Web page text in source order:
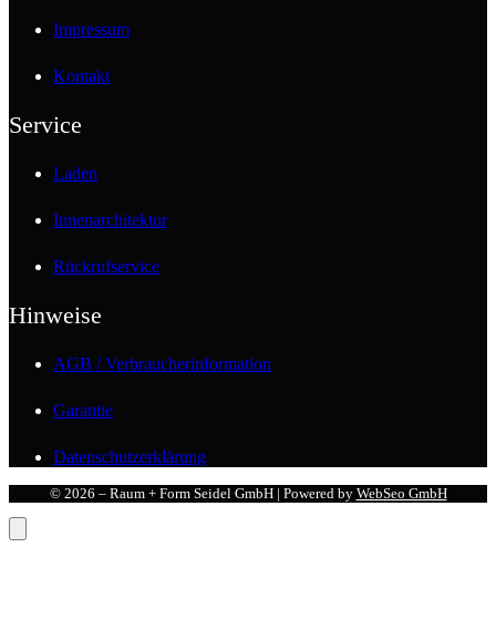
Impressum
Kontakt
Service
Laden
Innenarchitektur
Rückrufservice
Hinweise
AGB / Verbraucherinformation
Garantie
Datenschutzerklärung
© 2026 – Raum + Form Seidel GmbH | Powered by WebSeo GmbH